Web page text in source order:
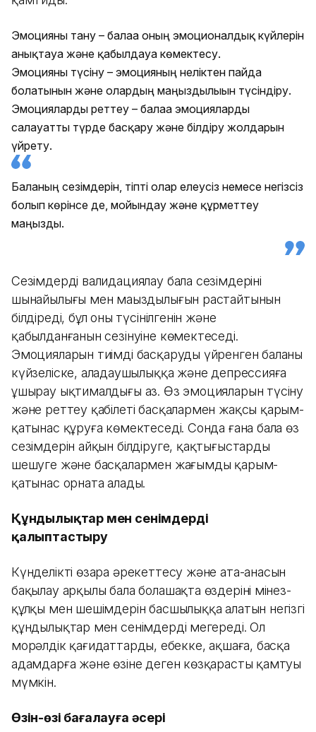
Эмоцияны тану – балаға оның эмоционалдық күйлерін
анықтауға және қабылдауға көмектесу.
Эмоцияны түсіну – эмоцияның неліктен пайда
болатынын және олардың маңыздылығын түсіндіру.
Эмоцияларды реттеу – балаға эмоцияларды
салауатты түрде басқару және білдіру жолдарын
үйрету.
Баланың сезімдерін, тіпті олар елеусіз немесе негізсіз
болып көрінсе де, мойындау және құрметтеу
маңызды.
Сезімдерді валидациялау бала сезімдерінің
шынайылығы мен маңыздылығын растайтынын
білдіреді, бұл оның түсінілгенін және
қабылданғанын сезінуіне көмектеседі.
Эмоцияларын тиімді басқаруды үйренген баланың
күйзеліске, алаңдаушылыққа және депрессияға
ұшырау ықтималдығы аз. Өз эмоцияларын түсіну
және реттеу қабілеті басқалармен жақсы қарым-
қатынас құруға көмектеседі. Сонда ғана бала өз
сезімдерін айқын білдіруге, қақтығыстарды
шешуге және басқалармен жағымды қарым-
қатынас орната алады.
Құндылықтар мен сенімдерді
қалыптастыру
Күнделікті өзара әрекеттесу және ата-анасын
бақылау арқылы бала болашақта өздерінің мінез-
құлқы мен шешімдерін басшылыққа алатын негізгі
құндылықтар мен сенімдерді меңгереді. Ол
морәлдік қағидаттарды, еңбекке, ақшаға, басқа
адамдарға және өзіне деген көзқарасты қамтуы
мүмкін.
Өзін-өзі бағалауға әсері